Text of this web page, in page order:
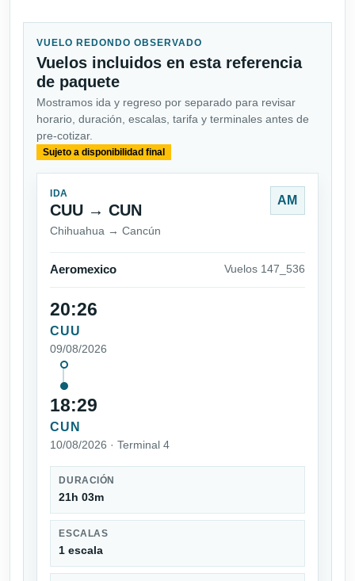
VUELO REDONDO OBSERVADO
Vuelos incluidos en esta referencia
de paquete
Mostramos ida y regreso por separado para revisar
horario, duración, escalas, tarifa y terminales antes de
pre-cotizar.
Sujeto a disponibilidad final
IDA
CUU → CUN
Chihuahua → Cancún
AM
Aeromexico Vuelos 147_536
20:26
CUU
09/08/2026
18:29
CUN
10/08/2026 · Terminal 4
DURACIÓN
21h 03m
ESCALAS
1 escala